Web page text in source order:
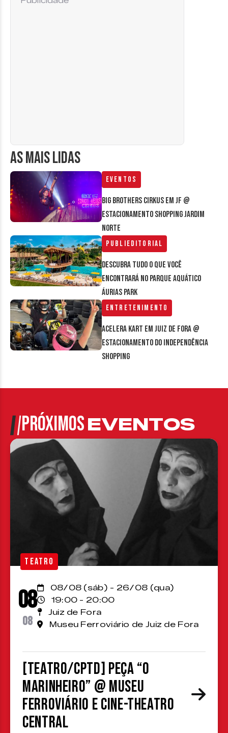
AS MAIS LIDAS
Eventos
Big Brothers Cirkus em JF @
estacionamento Shopping Jardim
Norte
Publieditorial
Descubra tudo o que você
encontrará no parque aquático
Áurias Park
Entretenimento
Acelera Kart em Juiz de Fora @
estacionamento do Independência
Shopping
PRÓXIMOSEVENTOS
TEATRO
08
08
08/08 (sáb) - 26/08 (qua)
19:00 - 20:00
Juiz de Fora
Museu Ferroviário de Juiz de Fora
[TEATRO/CPTD] Peça “O
Marinheiro” @ Museu
Ferroviário e Cine-Theatro
Central